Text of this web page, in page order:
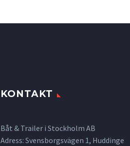
KONTAKT
Båt & Trailer i Stockholm AB
Adress: Svensborgsvägen 1, Huddinge